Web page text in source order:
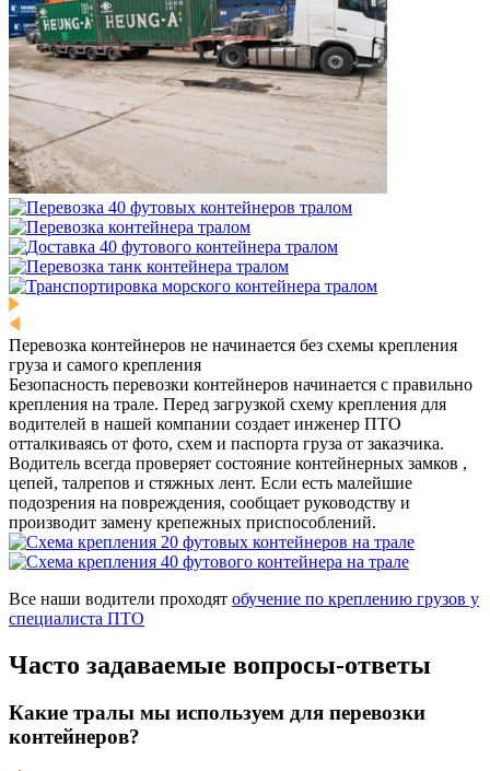
Перевозка контейнеров не начинается без схемы крепления
груза и самого крепления
Безопасность перевозки контейнеров начинается с правильно
крепления на трале. Перед загрузкой схему крепления для
водителей в нашей компании создает инженер ПТО
отталкиваясь от фото, схем и паспорта груза от заказчика.
Водитель всегда проверяет состояние контейнерных замков ,
цепей, талрепов и стяжных лент. Если есть малейшие
подозрения на повреждения, сообщает руководству и
производит замену крепежных приспособлений.
Все наши водители проходят обучение по креплению грузов у
специалиста ПТО
Часто задаваемые вопросы-ответы
Какие тралы мы используем для перевозки
контейнеров?